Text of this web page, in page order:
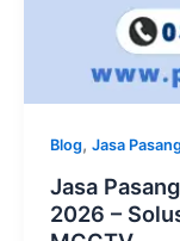
Blog, Jasa
Jasa
2026 –